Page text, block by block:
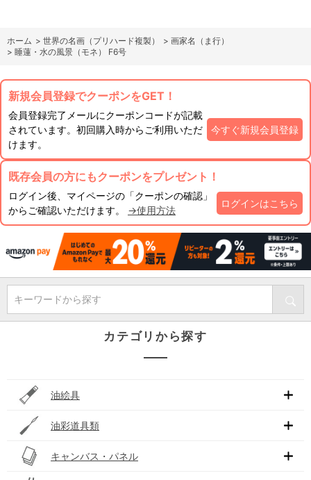
ホーム > 世界の名画（プリハード複製） > 画家名（ま行）
> 睡蓮・水の風景（モネ） F6号
新規会員登録でクーポンをGET！
会員登録完了メールにクーポンコードが記載
されています。初回購入時からご利用いただ
けます。
今すぐ新規会員登録
既存会員の方にもクーポンをプレゼント！
ログイン後、マイページの「クーポンの確認」
からご確認いただけます。 →使用方法
ログインはこちら
キーワードから探す
カテゴリから探す
油絵具
油彩道具類
キャンバス・パネル